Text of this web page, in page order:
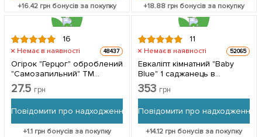
+16.42грн бонусів за покупку +18.88грн бонусів за покупку
16
Немає в наявності 48437
Огірок "Герцог" оброблений
"Самозапильний" ТМ
"Весна" 0.5г
(самозапильний)
27.5 грн
Повідомити про надходження
+1.1грн бонусів за покупку
11
Немає в наявності 52065
Евкаліпт кімнатний "Baby
Blue" 1 саджанець в
упаковці
353 грн
Повідомити про надходження
+14.12грн бонусів за покупку